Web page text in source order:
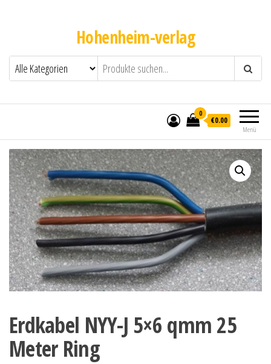
Hohenheim-verlag
Menü
0
€0.00
Erdkabel NYY-J 5×6 qmm 25
Meter Ring